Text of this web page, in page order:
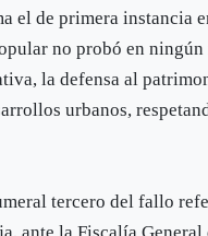
el de primera instancia
no probó en
la defensa al
urbanos,
tercero del fallo
ante la Fiscalía